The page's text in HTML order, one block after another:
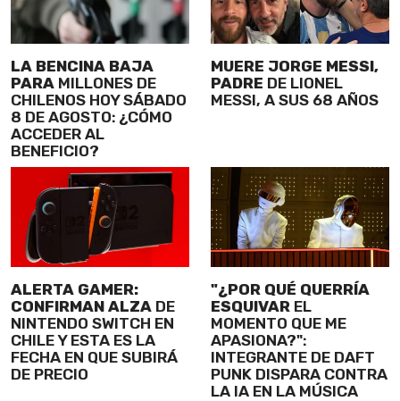
LA BENCINA BAJA
PARA MILLONES DE
CHILENOS HOY SÁBADO
8 DE AGOSTO: ¿CÓMO
ACCEDER AL
BENEFICIO?
MUERE JORGE MESSI,
PADRE DE LIONEL
MESSI, A SUS 68 AÑOS
ALERTA GAMER:
CONFIRMAN ALZA DE
NINTENDO SWITCH EN
CHILE Y ESTA ES LA
FECHA EN QUE SUBIRÁ
DE PRECIO
"¿POR QUÉ QUERRÍA
ESQUIVAR EL
MOMENTO QUE ME
APASIONA?":
INTEGRANTE DE DAFT
PUNK DISPARA CONTRA
LA IA EN LA MÚSICA